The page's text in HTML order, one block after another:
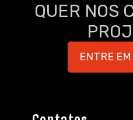
QUER NOS
ENTRE